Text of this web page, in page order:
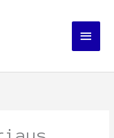
Menu